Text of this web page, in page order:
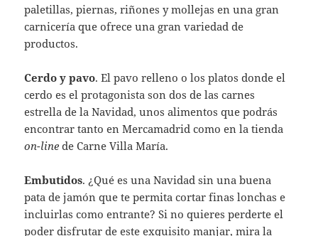
paletillas, piernas, riñones y mollejas en una gran
carnicería que ofrece una gran variedad de
productos.
Cerdo y pavo. El pavo relleno o los platos donde el
cerdo es el protagonista son dos de las carnes
estrella de la Navidad, unos alimentos que podrás
encontrar tanto en Mercamadrid como en la tienda
on-line de Carne Villa María.
Embutidos. ¿Qué es una Navidad sin una buena
pata de jamón que te permita cortar finas lonchas e
incluirlas como entrante? Si no quieres perderte el
poder disfrutar de este exquisito manjar, mira la